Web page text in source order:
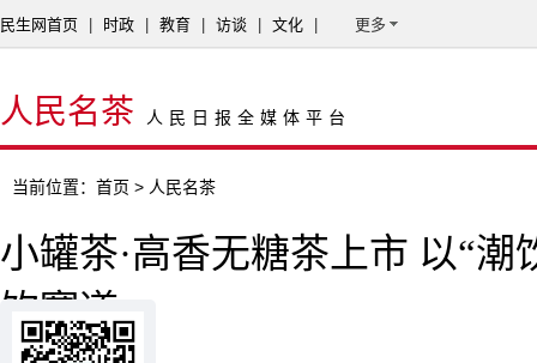
民生网首页 时政 教育 访谈 文化 更多
人民名茶 人民日报全媒体平台
当前位置： 首页 > 人民名茶
小罐茶·高香无糖茶上市 以“潮
饮赛道